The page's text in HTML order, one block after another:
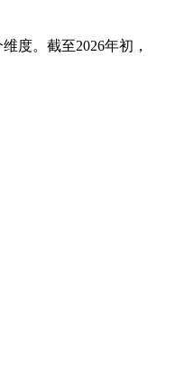
度。截至2026年初，